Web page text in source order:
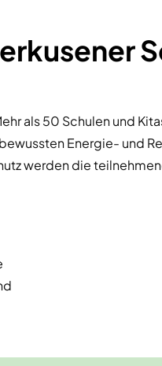
als 50 Schulen und
Energie- und
werden die